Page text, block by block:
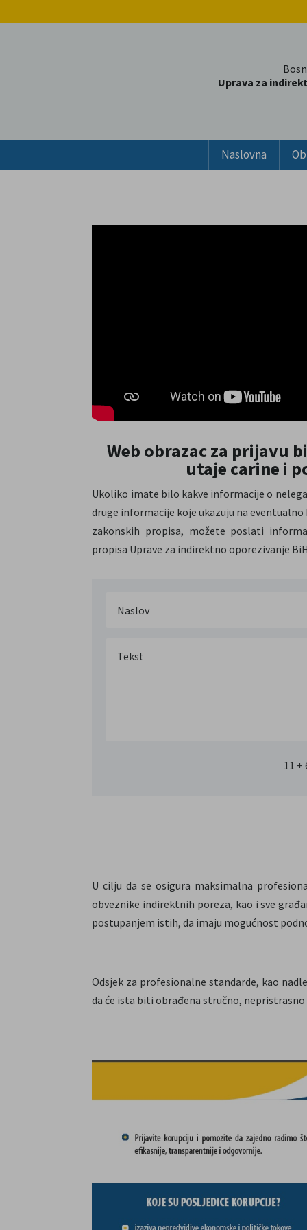
Uprava za
Naslovna
Web obrazac za prijavu
utaje carine i
Ukoliko imate bilo kakve informacije o
druge informacije koje ukazuju na
zakonskih propisa, možete poslati
propisa Uprave za indirektno oporezivanje
11 +
U cilju da se osigura maksimalna
obveznike indirektnih poreza, kao i sve
postupanjem istih, da imaju mogućnost
Odsjek za profesionalne standarde, kao
da će ista biti obrađena stručno,